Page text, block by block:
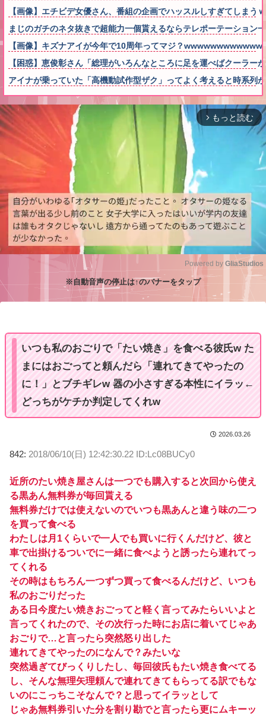
【画像】エチビデ女優さん、番組の企画でハッスルしすぎてしまう
まじのガチのネタ抜きで超能力一個貰えるならテレポーテーション
【画像】キズナアイが今年で10周年ってマジ？
【困惑】恵俊彰さん「総理がいろんなところに足を運べばクーラー
アイナが乗っていた「高機動試作型ザク」ってよく考えると時系列
arrow_forward_ios もっと読む
Powered by GliaStudios
※自動音声の停止は↑のバナーをタップ
いつも私のおごりで「たい焼き」を食べる彼氏w た
まにはおごってと頼んだら「連れてきてやったの
に！」とブチギレw 器の小さすぎる本性にイラッ←
どっちがケチか判定してくれw
2026.03.26
842: 2018/06/10(日) 12:42:30.22 ID:Lc08BUCy0
近所のたい焼き屋さんは一つでも購入すると次回から使え
る黒あん無料券が毎回貰える
無料券だけでは使えないのでいつも黒あんと違う味の二つ
を買って食べる
わたしは月1くらいで一人でも買いに行くんだけど、彼と
車で出掛けるついでに一緒に食べようと誘ったら連れてっ
てくれる
その時はもちろん一つずつ買って食べるんだけど、いつも
私のおごりだった
ある日今度たい焼きおごってと軽く言ってみたらいいよと
言ってくれたので、その次行った時にお店に着いてじゃあ
おごりで…と言ったら突然怒り出した
連れてきてやったのになんで？みたいな
突然過ぎてびっくりしたし、毎回彼氏もたい焼き食べてる
し、そんな無理矢理頼んで連れてきてもらってる訳でもな
いのにこっちこそなんで？と思ってイラッとして
じゃあ無料券引いた分を割り勘でと言ったら更にムキーッ